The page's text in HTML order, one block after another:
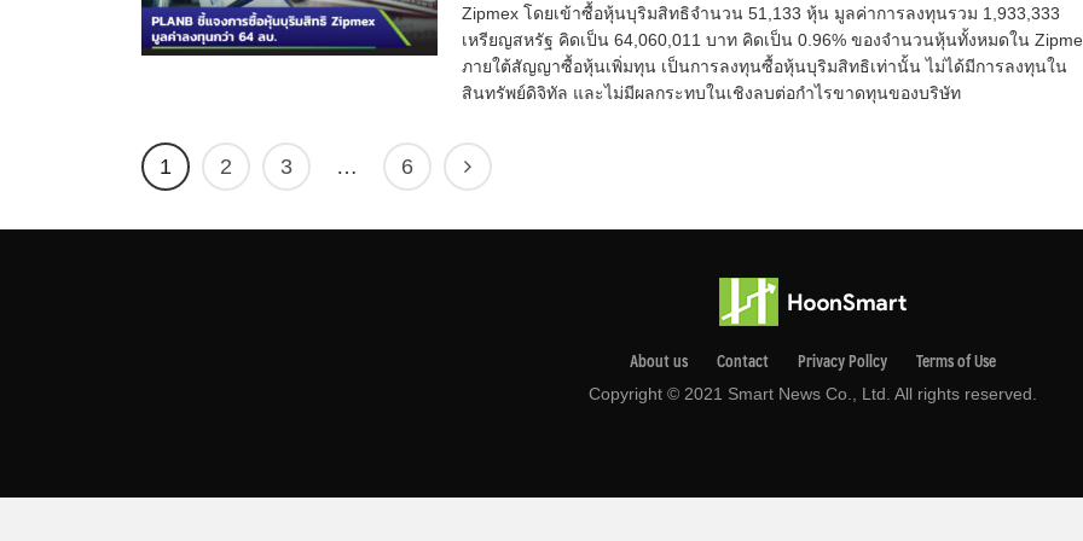
Zipmex โดยเข้าซื้อหุ้นบุริมสิทธิจํานวน 51,133 หุ้น มูลค่าการลงทุนรวม 1,933,333
เหรียญสหรัฐ คิดเป็น 64,060,011 บาท คิดเป็น 0.96% ของจำนวนหุ้นทั้งหมดใน
ภายใต้สัญญาซื้อหุ้นเพิ่มทุน เป็นการลงทุนซื้อหุ้นบุริมสิทธิเท่านั้น ไม่ได้มีการลงทุนใน
สินทรัพย์ดิจิทัล และไม่มีผลกระทบในเชิงลบต่อกำไรขาดทุนของบริษัท
1 2 3 … 6
About us Contact Privacy Pollcy Terms of Use
Copyright © 2021 Smart News Co., Ltd. All rights reserved.